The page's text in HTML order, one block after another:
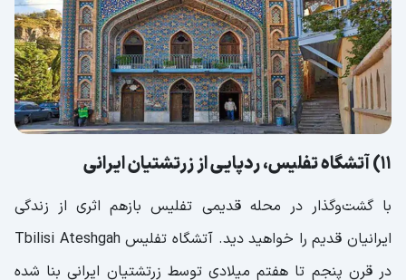
11) آتشگاه تفلیس، ردپایی از زرتشتیان ایرانی
با گشت‌وگذار در محله قدیمی تفلیس بازهم اثری از زندگی
ایرانیان قدیم را خواهید دید. آتشگاه تفلیس Tbilisi Ateshgah
در قرن پنجم تا هفتم میلادی توسط زرتشتیان ایرانی بنا شده